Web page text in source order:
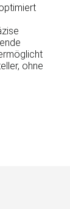
ohne